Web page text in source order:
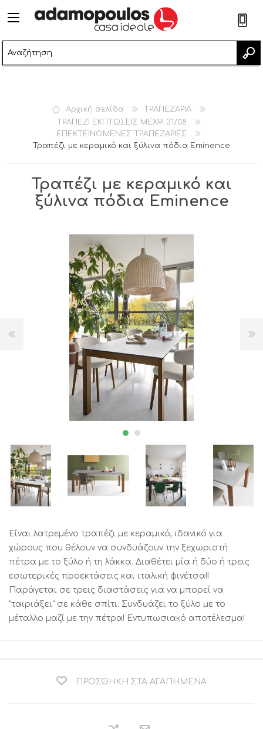
Αρχική σελίδα
ΤΡΑΠΕΖΑΡΙΑ
ΤΡΑΠΕΖΙ ΕΚΠΤΩΣΕΙΣ ΜΕΧΡΙ 31/08
ΕΠΕΚΤΕΙΝΟΜΕΝΕΣ ΤΡΑΠΕΖΑΡΙΕΣ
Τραπέζι με κεραμικό και ξύλινα πόδια Eminence
Τραπέζι με κεραμικό και
ξύλινα πόδια Eminence
Είναι λατρεμένο τραπέζι με κεραμικό, ιδανικό για
χώρους που θέλουν να συνδυάζουν την ξεχωριστή
πέτρα με το ξύλο ή τη λάκκα. Διαθέτει μία ή δύο ή τρεις
εσωτερικές προεκτάσεις και ιταλική φινέτσα!!
Παράγεται σε τρεις διαστάσεις για να μπορεί να
"ταιριάξει" σε κάθε σπίτι. Συνδυάζει το ξύλο με το
μέταλλο μαζί με την πέτρα! Εντυπωσιακό αποτέλεσμα!
ΠΡΟΣΘΉΚΗ ΣΤΑ ΑΓΑΠΗΜΈΝΑ